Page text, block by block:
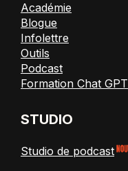
Académie
Blogue
Infolettre
Outils
Podcast
Formation Chat GPT
STUDIO
Studio de podcast